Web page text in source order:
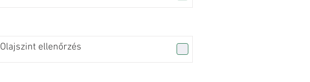
Olajszint ellenőrzés